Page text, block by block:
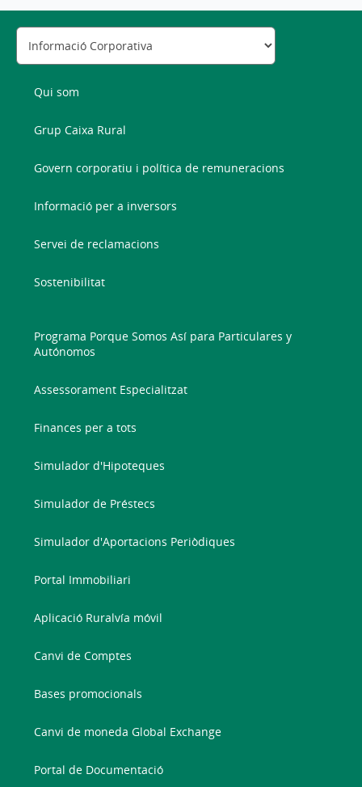
Qui som
Grup Caixa Rural
Govern corporatiu i política de remuneracions
Informació per a inversors
Servei de reclamacions
Sostenibilitat
Programa Porque Somos Así para Particulares y
Autónomos
Assessorament Especialitzat
Finances per a tots
Simulador d'Hipoteques
Simulador de Préstecs
Simulador d'Aportacions Periòdiques
Portal Immobiliari
Aplicació Ruralvía móvil
Canvi de Comptes
Bases promocionals
Canvi de moneda Global Exchange
Portal de Documentació